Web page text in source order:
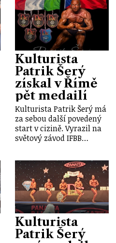
Kulturista
Patrik Šerý
získal v Římě
pět medailí
Kulturista Patrik Šerý má
za sebou další povedený
start v cizině. Vyrazil na
světový závod IFBB…
Kulturista
Patrik Šerý